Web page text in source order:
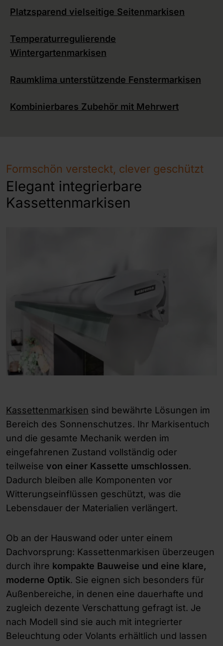
Platzsparend vielseitige Seitenmarkisen
Temperaturregulierende
Wintergartenmarkisen
Raumklima unterstützende Fenstermarkisen
Kombinierbares Zubehör mit Mehrwert
Formschön versteckt, clever geschützt
Elegant integrierbare
Kassettenmarkisen
Kassettenmarkisen sind bewährte Lösungen im
Bereich des Sonnenschutzes. Ihr Markisentuch
und die gesamte Mechanik werden im
eingefahrenen Zustand vollständig oder
teilweise von einer Kassette umschlossen.
Dadurch bleiben alle Komponenten vor
Witterungseinflüssen geschützt, was die
Lebensdauer der Materialien verlängert.
Ob an der Hauswand oder unter einem
Dachvorsprung: Kassettenmarkisen überzeugen
durch ihre kompakte Bauweise und eine klare,
moderne Optik. Sie eignen sich besonders für
Außenbereiche, in denen eine dauerhafte und
zugleich dezente Verschattung gefragt ist. Je
nach Modell sind sie auch mit integrierter
Beleuchtung oder Volants erhältlich und lassen